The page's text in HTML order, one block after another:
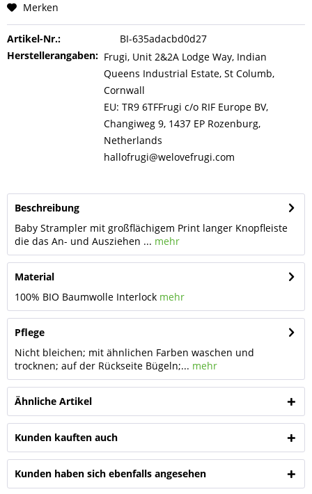
Merken
Artikel-Nr.:
BI-635adacbd0d27
Herstellerangaben: Frugi, Unit 2&2A Lodge Way, Indian
Queens Industrial Estate, St Columb,
Cornwall
EU: TR9 6TFFrugi c/o RIF Europe BV,
Changiweg 9, 1437 EP Rozenburg,
Netherlands
hallofrugi@welovefrugi.com
Beschreibung
Baby Strampler mit großflächigem Print langer Knopfleiste
die das An- und Ausziehen ... mehr
Material
100% BIO Baumwolle Interlock mehr
Pflege
Nicht bleichen; mit ähnlichen Farben waschen und
trocknen; auf der Rückseite Bügeln;... mehr
Ähnliche Artikel
Kunden kauften auch
Kunden haben sich ebenfalls angesehen